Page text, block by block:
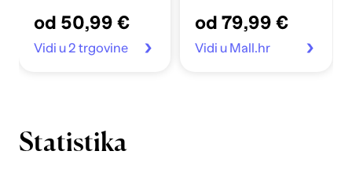
od 50,99 €
Vidi u 2 trgovine
od 79,99 €
Vidi u Mall.hr
Statistika